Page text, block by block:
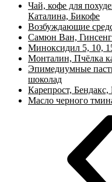
Чай, кофе для
Каталина, Бикофе
Возбуждающие
Самюн Ван,
Миноксидил 5, 10,
Монталин, Пчёлка
Эпимедиумные
шоколад
Карепрост, Бендакс,
Масло черного